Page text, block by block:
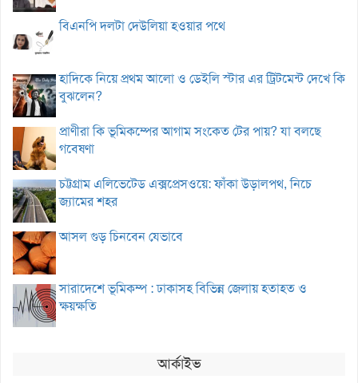
বিএনপি দলটা দেউলিয়া হওয়ার পথে
হাদিকে নিয়ে প্রথম আলো ও ডেইলি স্টার এর ট্রিটমেন্ট দেখে কি
বুঝলেন?
প্রাণীরা কি ভূমিকম্পের আগাম সংকেত টের পায়? যা বলছে
গবেষণা
চট্টগ্রাম এলিভেটেড এক্সপ্রেসওয়ে: ফাঁকা উড়ালপথ, নিচে
জ্যামের শহর
আসল গুড় চিনবেন যেভাবে
সারাদেশে ভূমিকম্প : ঢাকাসহ বিভিন্ন জেলায় হতাহত ও
ক্ষয়ক্ষতি
আর্কাইভ